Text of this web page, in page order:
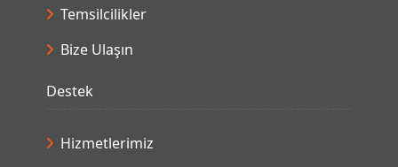
Temsilcilikler
Bize Ulaşın
Destek
Hizmetlerimiz